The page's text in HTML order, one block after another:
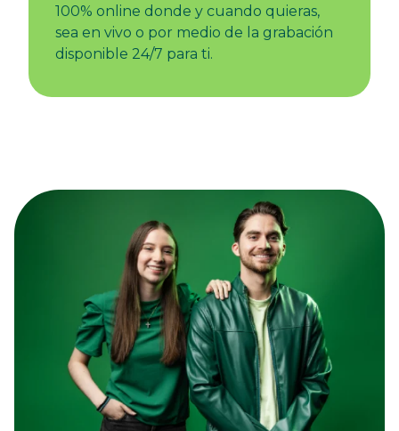
100% online donde y cuando quieras,
sea en vivo o por medio de la grabación
disponible 24/7 para ti.